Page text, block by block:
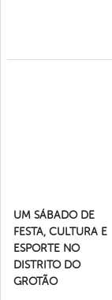
UM SÁBADO DE
FESTA, CULTURA E
ESPORTE NO
DISTRITO DO
GROTÃO